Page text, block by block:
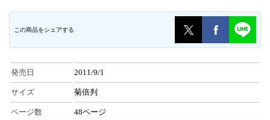
この商品をシェアする
発売日 2011/9/1
サイズ 菊倍判
ページ数 48ページ